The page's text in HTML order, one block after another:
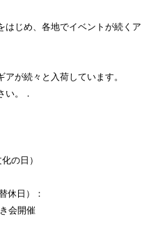
はじめ、各地でイベントが続くア
が続々と入荷しています。
い。．
の日）
休日）：
会開催